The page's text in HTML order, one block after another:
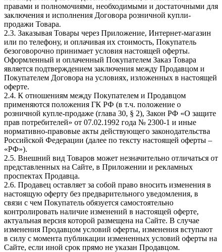
правами и полномочиями, необходимыми и достаточными для
заключения и исполнения Договора розничной купли-
продажи Товара.
2.3. Заказывая Товары через Приложение, Интернет-магазин
или по телефону, и оплачивая их стоимость, Покупатель
безоговорочно принимает условия настоящей оферты.
Оформленный и оплаченный Покупателем Заказ Товара
является подтверждением заключения между Продавцом и
Покупателем Договора на условиях, изложенных в настоящей
оферте.
2.4. К отношениям между Покупателем и Продавцом
применяются положения ГК РФ (в т.ч. положение о
розничной купле-продаже (глава 30, § 2), Закон РФ «О защите
прав потребителей» от 07.02.1992 года № 2300-1 и иные
нормативно-правовые акты действующего законодательства
Российской Федерации (далее по тексту настоящей оферты –
«РФ»).
2.5. Внешний вид Товаров может незначительно отличаться от
представленных на Сайте, в Приложении и рекламных
проспектах Продавца.
2.6. Продавец оставляет за собой право вносить изменения в
настоящую оферту без предварительного уведомления, в
связи с чем Покупатель обязуется самостоятельно
контролировать наличие изменений в настоящей оферте,
актуальная версия которой размещена на Сайте. В случае
изменения Продавцом условий оферты, изменения вступают
в силу с момента публикации измененных условий оферты на
Сайте, если иной срок прямо не указан Продавцом.